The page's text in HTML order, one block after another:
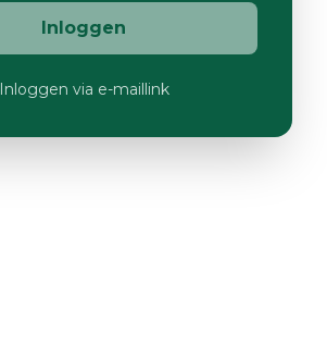
Inloggen
Inloggen via e-maillink